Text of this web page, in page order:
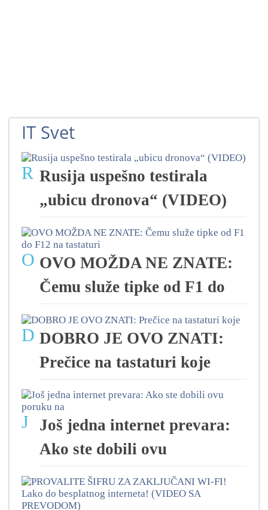
IT Svet
R Rusija uspešno testirala
„ubicu dronova“ (VIDEO)
O OVO MOŽDA NE ZNATE:
Čemu služe tipke od F1 do
D DOBRO JE OVO ZNATI:
Prečice na tastaturi koje
J
Još jedna internet prevara:
Ako ste dobili ovu